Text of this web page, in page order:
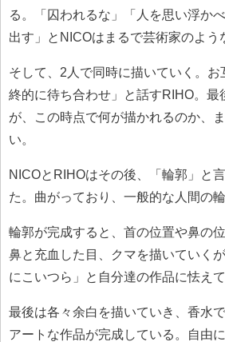
る。「囚われるな」「人を思い浮か
出す」とNICOはまるで芸術家のよう
そして、2人で同時に描いていく。
終的に待ち合わせ」と話すRIHO。最
が、この時点で何が描かれるのか、
い。
NICOとRIHOはその後、「輪郭」と
た。曲がっており、一般的な人間の輪
輪郭が完成すると、首の位置や鼻の
鼻と充血した目、クマを描いていく
にこいつら」と自分達の作品に怯えて
最後は各々余白を描いていき、香水
アートな作品が完成している。自由